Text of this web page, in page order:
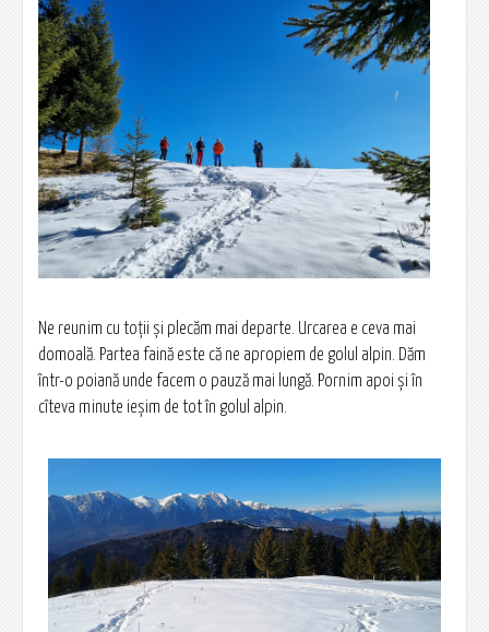
Ne reunim cu toții și plecăm mai departe. Urcarea e ceva mai
domoală. Partea faină este că ne apropiem de golul alpin. Dăm
într-o poiană unde facem o pauză mai lungă. Pornim apoi și în
cîteva minute ieșim de tot în golul alpin.